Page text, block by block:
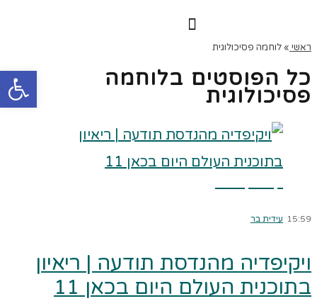
ראשי »לוחמה פסיכולוגית
כל הפוסטים בלוחמה
פסיכולוגית
15:59 עידית בר
ויקיפדיה מהנדסת תודעה | ריאיון
בתוכנית העולם היום בכאן 11